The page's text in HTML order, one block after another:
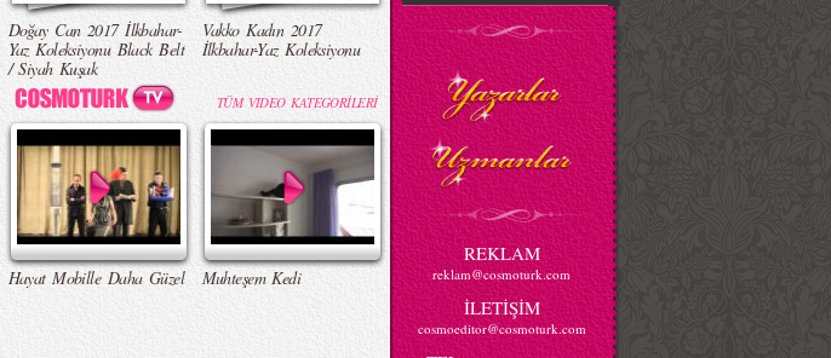
Doğay Can 2017 İlkbahar-
Yaz Koleksiyonu Black Belt
/ Siyah Kuşak
Vakko Kadın 2017
İlkbahar-Yaz Koleksiyonu
TÜM VIDEO KATEGORİLERİ
Hayat Mobille Daha Güzel Muhteşem Kedi
REKLAM
reklam@cosmoturk.com
İLETİŞİM
cosmoeditor@cosmoturk.com